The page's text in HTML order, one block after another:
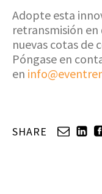
Adopte esta
retransmisión en
nuevas cotas de
Póngase en
en
SHARE